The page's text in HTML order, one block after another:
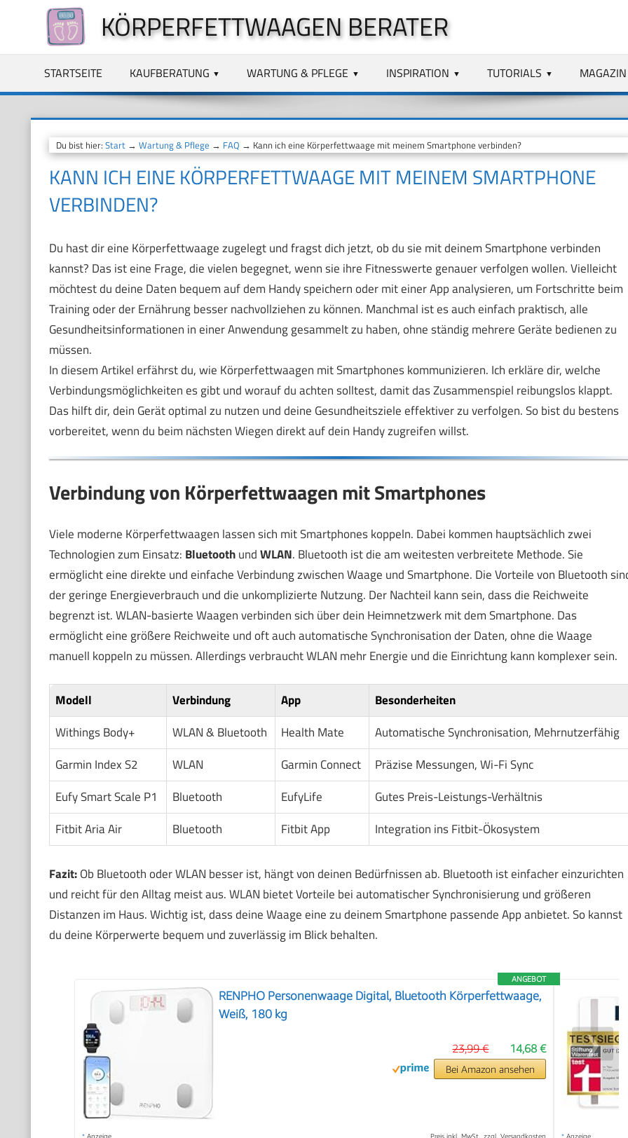
springen
KÖRPERFETTWAAGEN BERATER
STARTSEITE KAUFBERATUNG WARTUNG & PFLEGE INSPIRATION TUTORIALS MAGAZIN
Du bist hier: Start→ Wartung & Pflege → FAQ → Kann ich eine Körperfettwaage mit meinem Smartphone verbinden?
KANN ICH EINE KÖRPERFETTWAAGE MIT MEINEM SMARTPHONE
VERBINDEN?
Du hast dir eine Körperfettwaage zugelegt und fragst dich jetzt, ob du sie mit deinem Smartphone verbinden
kannst? Das ist eine Frage, die vielen begegnet, wenn sie ihre Fitnesswerte genauer verfolgen wollen. Vielleicht
möchtest du deine Daten bequem auf dem Handy speichern oder mit einer App analysieren, um Fortschritte beim
Training oder der Ernährung besser nachvollziehen zu können. Manchmal ist es auch einfach praktisch, alle
Gesundheitsinformationen in einer Anwendung gesammelt zu haben, ohne ständig mehrere Geräte bedienen zu
müssen.
In diesem Artikel erfährst du, wie Körperfettwaagen mit Smartphones kommunizieren. Ich erkläre dir, welche
Verbindungsmöglichkeiten es gibt und worauf du achten solltest, damit das Zusammenspiel reibungslos klappt.
Das hilft dir, dein Gerät optimal zu nutzen und deine Gesundheitsziele effektiver zu verfolgen. So bist du bestens
vorbereitet, wenn du beim nächsten Wiegen direkt auf dein Handy zugreifen willst.
Verbindung von Körperfettwaagen mit Smartphones
Viele moderne Körperfettwaagen lassen sich mit Smartphones koppeln. Dabei kommen hauptsächlich zwei
Technologien zum Einsatz: BluetoothundWLAN. Bluetooth ist die am weitesten verbreitete Methode. Sie
ermöglicht eine direkte und einfache Verbindung zwischen Waage und Smartphone. Die Vorteile von Bluetooth
der geringe Energieverbrauch und die unkomplizierte Nutzung. Der Nachteil kann sein, dass die Reichweite
begrenzt ist. WLAN-basierte Waagen verbinden sich über dein Heimnetzwerk mit dem Smartphone. Das
ermöglicht eine größere Reichweite und oft auch automatische Synchronisation der Daten, ohne die Waage
manuell koppeln zu müssen. Allerdings verbraucht WLAN mehr Energie und die Einrichtung kann komplexer sein.
Modell Verbindung App
Besonderheiten
Withings Body+
WLAN & Bluetooth Health Mate
Automatische Synchronisation, Mehrnutzerfähig
Garmin Index S2
WLAN Garmin Connect
Präzise Messungen, Wi-Fi Sync
Eufy Smart Scale P1
Bluetooth EufyLife
Gutes Preis-Leistungs-Verhältnis
Fitbit Aria Air
Bluetooth Fitbit App Integration ins Fitbit-Ökosystem
Fazit:Ob Bluetooth oder WLAN besser ist, hängt von deinen Bedürfnissen ab. Bluetooth ist einfacher einzurichten
und reicht für den Alltag meist aus. WLAN bietet Vorteile bei automatischer Synchronisierung und größeren
Distanzen im Haus. Wichtig ist, dass deine Waage eine zu deinem Smartphone passende App anbietet. So kannst
du deine Körperwerte bequem und zuverlässig im Blick behalten.
ANGEBOT
RENPHO Personenwaage Digital, Bluetooth Körperfettwaage,
Weiß, 180 kg
14,68 €
23,99 €
Bei Amazon ansehen
* Anzeige Preis inkl. MwSt., zzgl. Versandkosten * Anzeige
❯